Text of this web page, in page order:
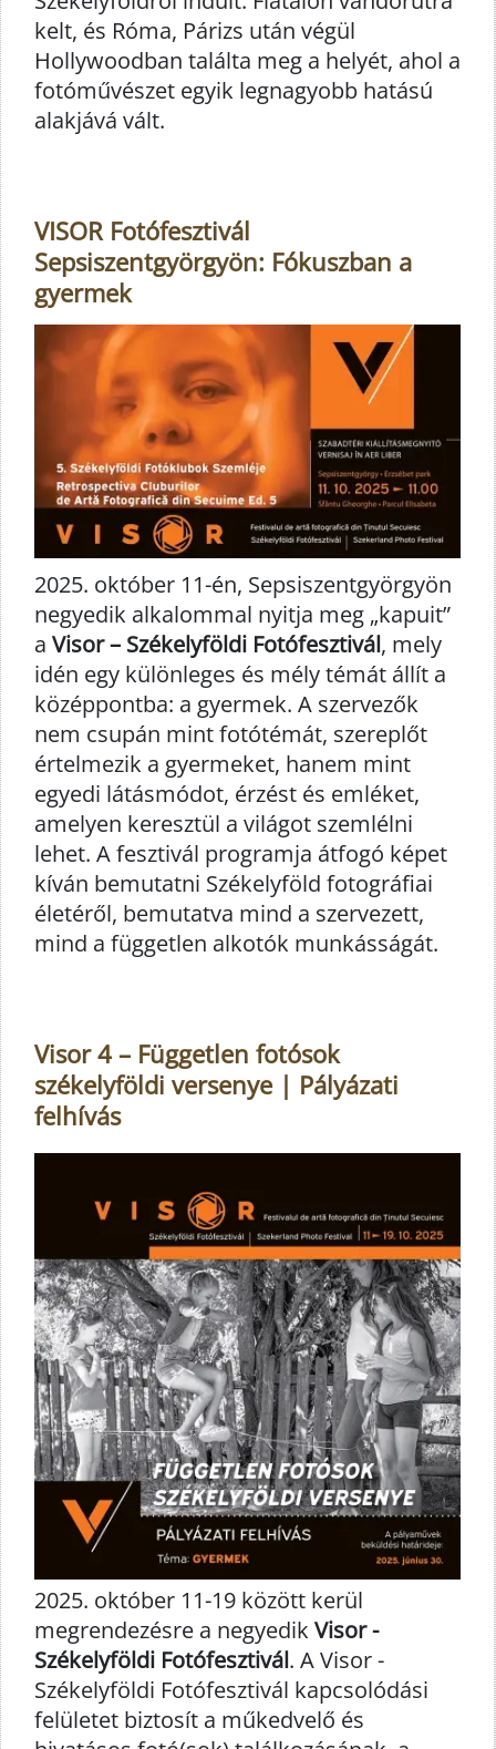
kelt, és Róma, Párizs után végül
Hollywoodban találta meg a helyét, ahol a
fotóművészet egyik legnagyobb hatású
alakjává vált.
VISOR Fotófesztivál
Sepsiszentgyörgyön: Fókuszban a
gyermek
2025. október 11-én, Sepsiszentgyörgyön
negyedik alkalommal nyitja meg „kapuit”
a Visor – Székelyföldi Fotófesztivál, mely
idén egy különleges és mély témát állít a
középpontba: a gyermek. A szervezők
nem csupán mint fotótémát, szereplőt
értelmezik a gyermeket, hanem mint
egyedi látásmódot, érzést és emléket,
amelyen keresztül a világot szemlélni
lehet. A fesztivál programja átfogó képet
kíván bemutatni Székelyföld fotográfiai
életéről, bemutatva mind a szervezett,
mind a független alkotók munkásságát.
Visor 4 – Független fotósok
székelyföldi versenye | Pályázati
felhívás
2025. október 11-19 között kerül
megrendezésre a negyedik Visor -
Székelyföldi Fotófesztivál. A Visor -
Székelyföldi Fotófesztivál kapcsolódási
felületet biztosít a műkedvelő és